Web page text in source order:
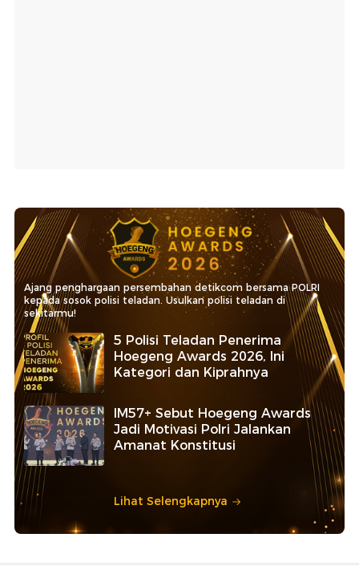
Ajang penghargaan persembahan detikcom bersama POLRI
kepada sosok polisi teladan. Usulkan polisi teladan di
sekitarmu!
5 Polisi Teladan Penerima
Hoegeng Awards 2026, Ini
Kategori dan Kiprahnya
IM57+ Sebut Hoegeng Awards
Jadi Motivasi Polri Jalankan
Amanat Konstitusi
Lihat Selengkapnya